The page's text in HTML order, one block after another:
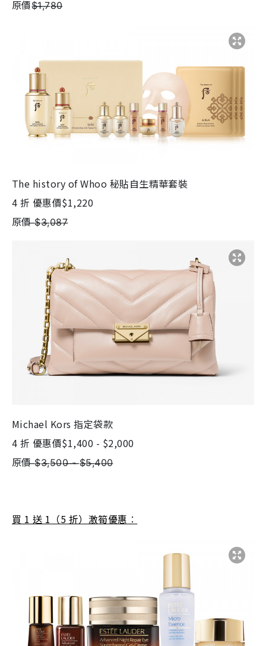
原價$̶1̶,̶7̶8̶0̶
The history of Whoo 秘貼自生精華套裝
4 折 優惠價$1,220
原價 ̶$̶3̶,̶0̶8̶7̶
Michael Kors 指定袋款
4 折 優惠價$1,400 - $2,000
原價 ̶$̶3̶,̶5̶0̶0̶ ̶-̶ ̶$̶5̶,̶4̶0̶0̶
買 1 送 1（5 折）激筍優惠︰